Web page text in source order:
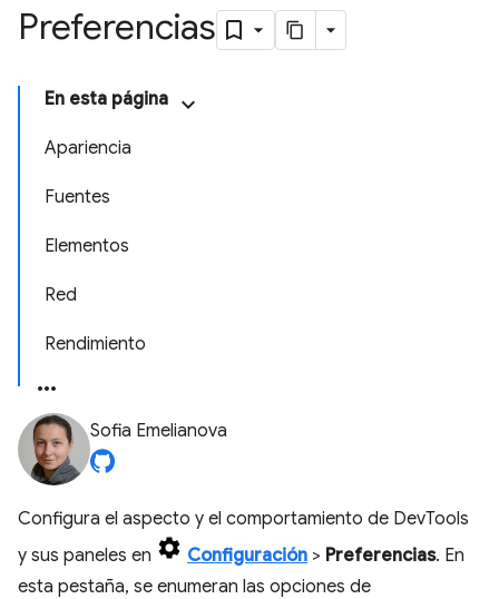
Preferencias
En esta página
Apariencia
Fuentes
Elementos
Red
Rendimiento
Sofia Emelianova
Configura el aspecto y el comportamiento de DevTools
y sus paneles en
Configuración > Preferencias. En
esta pestaña, se enumeran las opciones de